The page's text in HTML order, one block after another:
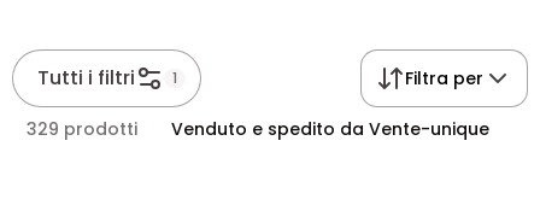
Tutti i filtri 1 Filtra per
329 prodotti Venduto e spedito da Vente-unique